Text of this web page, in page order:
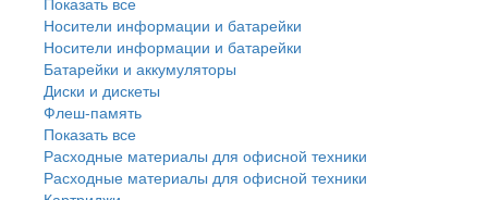
Носители информации и батарейки
Носители информации и батарейки
Батарейки и аккумуляторы
Диски и дискеты
Флеш-память
Показать все
Расходные материалы для офисной техники
Расходные материалы для офисной техники